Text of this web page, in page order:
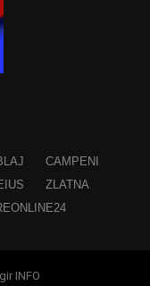
CAMPENI
ZLATNA
INFO